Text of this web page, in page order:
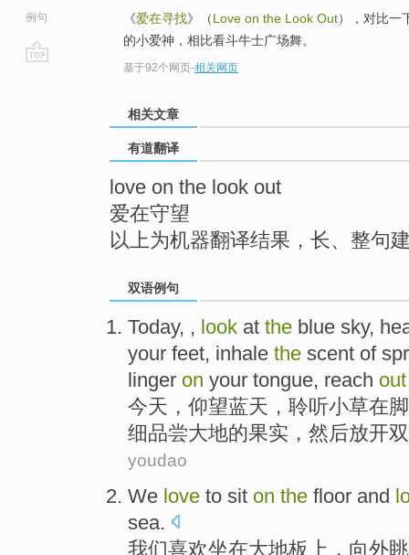
例句
《爱在寻找》（Love on the Look Out），对比一
的小爱神，相比看斗牛士广场舞。
基于92个网页-相关网页
相关文章
有道翻译
love on the look out
爱在守望
以上为机器翻译结果，长、整句
双语例句
Today, , look at the blue sky,
your feet, inhale the scent of
linger on your tongue, reach out
今天 ， 仰望蓝天 ， 聆听小草在
细品尝大地的果实 ，然后放开
youdao
We love to sit on the floor and
sea.
我们喜欢坐在大地板 上，向外